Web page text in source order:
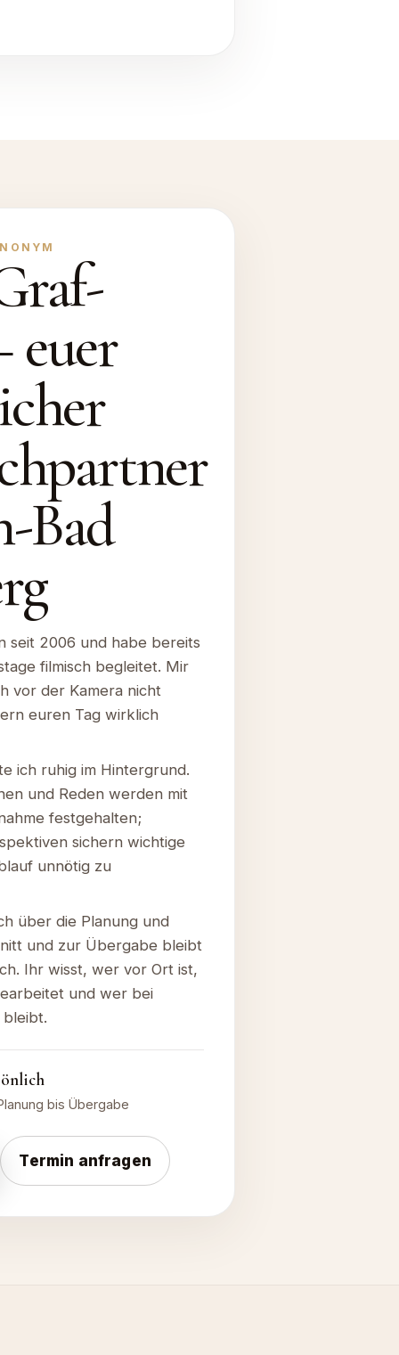
euer
Bad
seit 2006 und habe bereits
filmisch begleitet. Mir
vor der Kamera nicht
euren Tag wirklich
ich ruhig im Hintergrund.
und Reden werden mit
festgehalten;
sichern wichtige
unnötig zu
über die Planung und
und zur Übergabe bleibt
Ihr wisst, wer vor Ort ist,
und wer bei
bis Übergabe
Termin anfragen